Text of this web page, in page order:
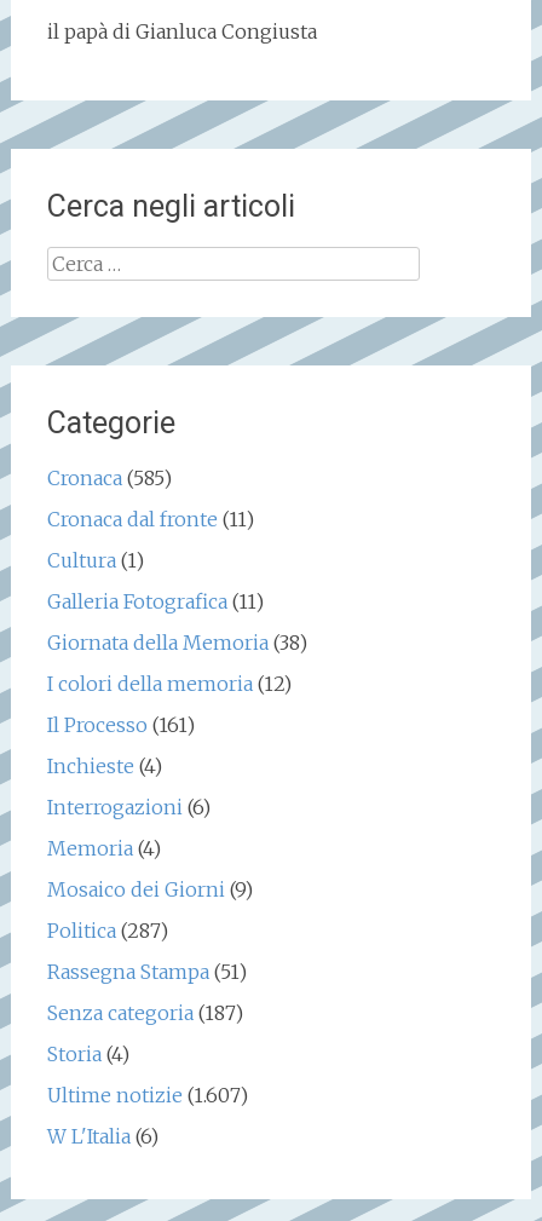
il papà di Gianluca Congiusta
Cerca negli articoli
Ricerca
Categorie
Cronaca(585)
Cronaca dal fronte (11)
Cultura(1)
Galleria Fotografica(11)
Giornata della Memoria(38)
I colori della memoria(12)
Il Processo (161)
Inchieste (4)
Interrogazioni(6)
Memoria(4)
Mosaico dei Giorni(9)
Politica(287)
Rassegna Stampa(51)
Senza categoria(187)
Storia(4)
Ultime notizie (1.607)
W L'Italia(6)